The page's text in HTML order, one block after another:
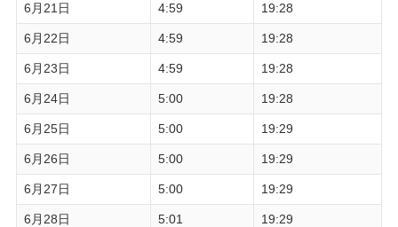
6月21日 4:59 19:28
6月22日 4:59 19:28
6月23日 4:59 19:28
6月24日 5:00 19:28
6月25日 5:00 19:29
6月26日 5:00 19:29
6月27日 5:00 19:29
6月28日 5:01 19:29